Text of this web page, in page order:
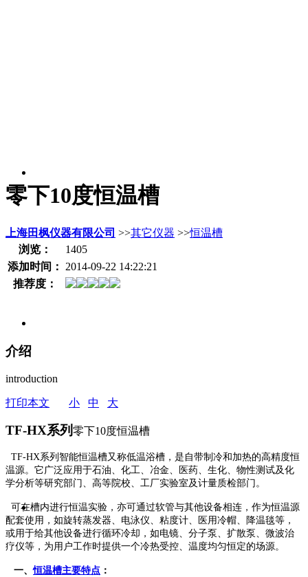
零下10度恒温槽
上海田枫仪器有限公司 >>其它仪器 >>恒温槽
浏览：
1405
添加时间：
2014-09-22 14:22:21
推荐度：
介绍
introduction
打印本文 小 中 大
TF-HX系列 零下10度恒温槽
TF-HX系列 智能恒温槽又称低温浴槽，是自带制冷和加热的高精度恒
温源。 它广泛应用于石油、化工、冶金、医药、生化、物性测试及化
学分析等研究部门、高等院校、工厂实验室及计量质检部门。
可在槽内进行恒温实验，亦可通过软管与其他设备相连，作为恒温源
配套使用，如旋转蒸发器、电泳仪、粘度计、医用冷帽、降温毯等，
或用于给其他设备进行循环冷却，如电镜、分子泵、扩散泵、微波治
疗仪等，为用户工作时提供一个冷热受控、温度均匀恒定的场源。
一、恒温槽主要特点 ：